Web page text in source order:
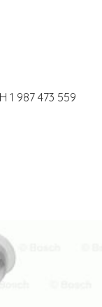
1 987 473 559